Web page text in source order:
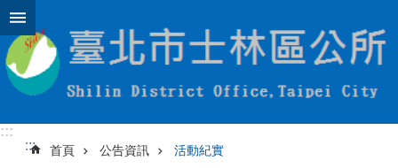
跳到主要內容區塊
:::
:::
首頁 公告資訊 活動紀實